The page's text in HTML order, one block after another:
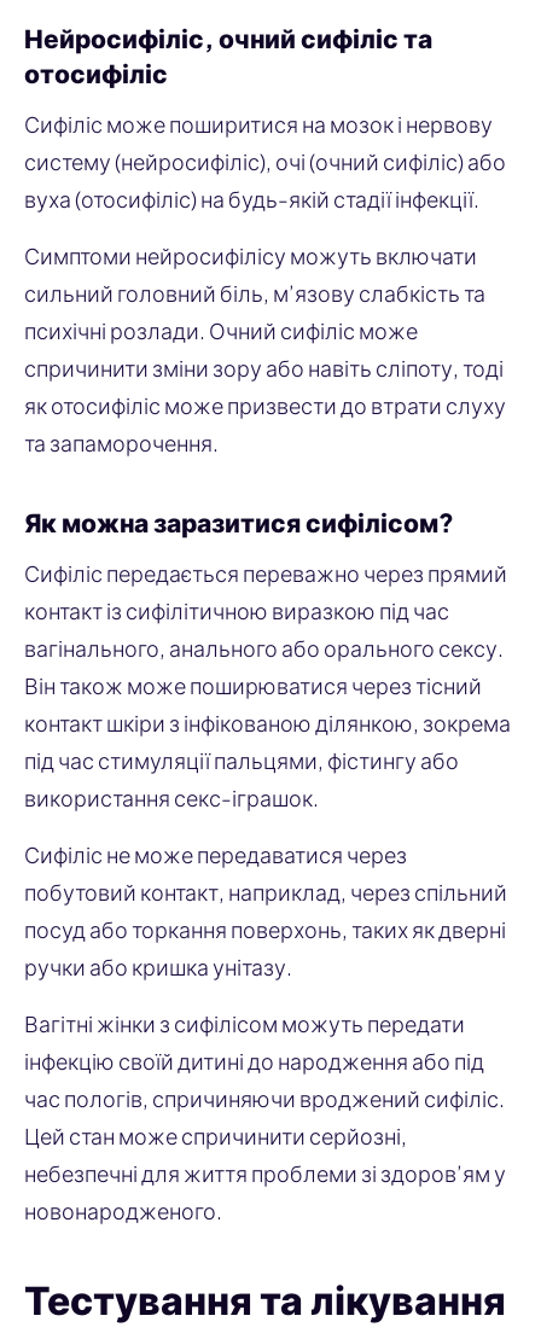
Нейросифіліс, очний сифіліс та
отосифіліс
Сифіліс може поширитися на мозок і нервову
систему (нейросифіліс), очі (очний сифіліс) або
вуха (отосифіліс) на будь-якій стадії інфекції.
Симптоми нейросифілісу можуть включати
сильний головний біль, м’язову слабкість та
психічні розлади. Очний сифіліс може
спричинити зміни зору або навіть сліпоту, тоді
як отосифіліс може призвести до втрати слуху
та запаморочення.
Як можна заразитися сифілісом?
Сифіліс передається переважно через прямий
контакт із сифілітичною виразкою під час
вагінального, анального або орального сексу.
Він також може поширюватися через тісний
контакт шкіри з інфікованою ділянкою, зокрема
під час стимуляції пальцями, фістингу або
використання секс-іграшок.
Сифіліс не може передаватися через
побутовий контакт, наприклад, через спільний
посуд або торкання поверхонь, таких як дверні
ручки або кришка унітазу.
Вагітні жінки з сифілісом можуть передати
інфекцію своїй дитині до народження або під
час пологів, спричиняючи вроджений сифіліс.
Цей стан може спричинити серйозні,
небезпечні для життя проблеми зі здоров’ям у
новонародженого.
Тестування та лікування